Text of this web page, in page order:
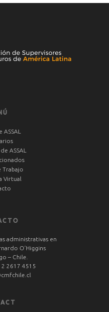
ASSAL
Trabajo
Virtual
administrativas en
O’Higgins
– Chile.
2 2617 4515